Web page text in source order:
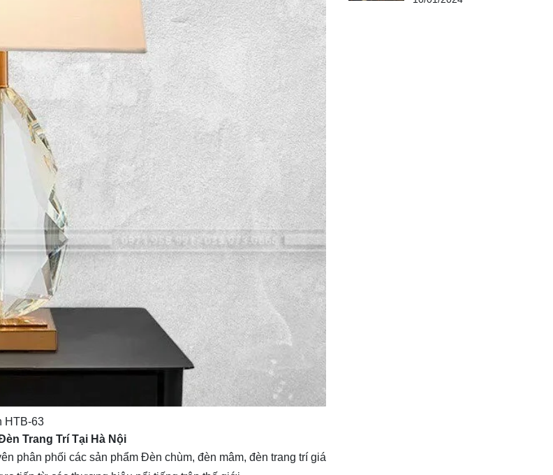
HTB-63
Trang Trí Tại Hà Nội
phân phối các sản phẩm Đèn chùm, đèn mâm, đèn trang trí giá
Thất Trang Trí